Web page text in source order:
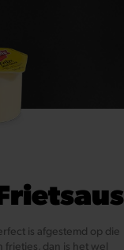
is afgestemd op die
frietjes, dan is het wel